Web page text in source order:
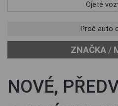
Ojeté
Proč auto
ZNAČKA /
NOVÉ,